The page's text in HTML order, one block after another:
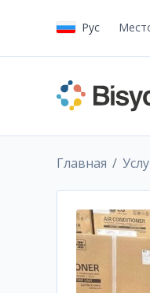
Рус
Главная